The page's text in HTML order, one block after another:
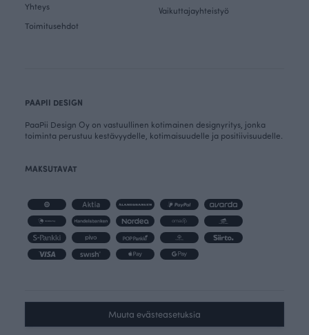
Yhteys
Toimitusehdot
Vaikuttajayhteistyö
PAAPII DESIGN
PaaPii Design Oy on vastuullinen kotimainen designyritys, jonka
toiminta perustuu kestävyydelle, kotimaisuudelle ja positiivisuudelle.
MAKSUTAVAT
Muuta evästeasetuksia